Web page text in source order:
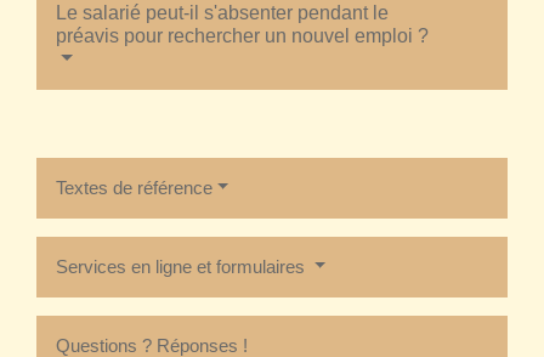
Le salarié peut-il s'absenter pendant le
préavis pour rechercher un nouvel emploi ?
Textes de référence
Services en ligne et formulaires
Questions ? Réponses !